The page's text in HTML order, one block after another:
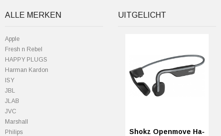
ALLE MERKEN
Apple
Fresh n Rebel
HAPPY PLUGS
Harman Kardon
ISY
JBL
JLAB
JVC
Marshall
Philips
UITGELICHT
Shokz Openmove Ha-